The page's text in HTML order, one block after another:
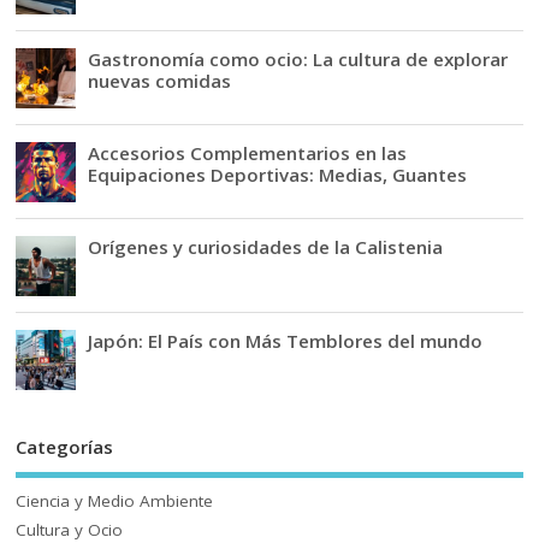
Gastronomía como ocio: La cultura de explorar
nuevas comidas
Accesorios Complementarios en las
Equipaciones Deportivas: Medias, Guantes
Orígenes y curiosidades de la Calistenia
Japón: El País con Más Temblores del mundo
Categorías
Ciencia y Medio Ambiente
Cultura y Ocio